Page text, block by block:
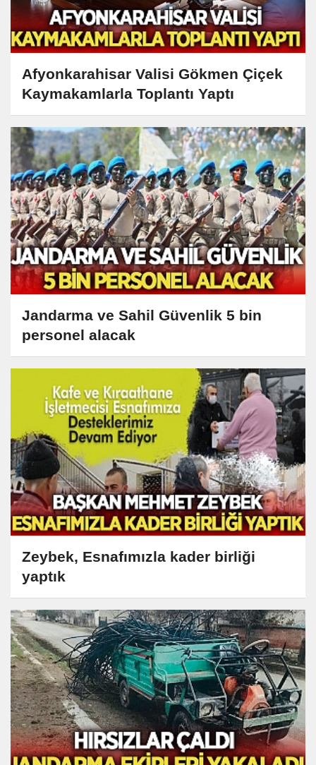
Afyonkarahisar Valisi Gökmen Çiçek
Kaymakamlarla Toplantı Yaptı
Jandarma ve Sahil Güvenlik 5 bin
personel alacak
Zeybek, Esnafımızla kader birliği
yaptık